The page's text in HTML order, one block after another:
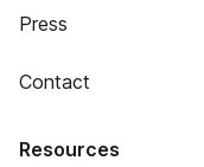
Press
Contact
Resources